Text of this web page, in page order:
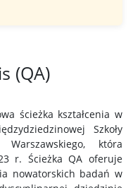
(QA)
ścieżka kształcenia w
Szkoły
która
r. Ścieżka QA oferuje
nowatorskich badań w